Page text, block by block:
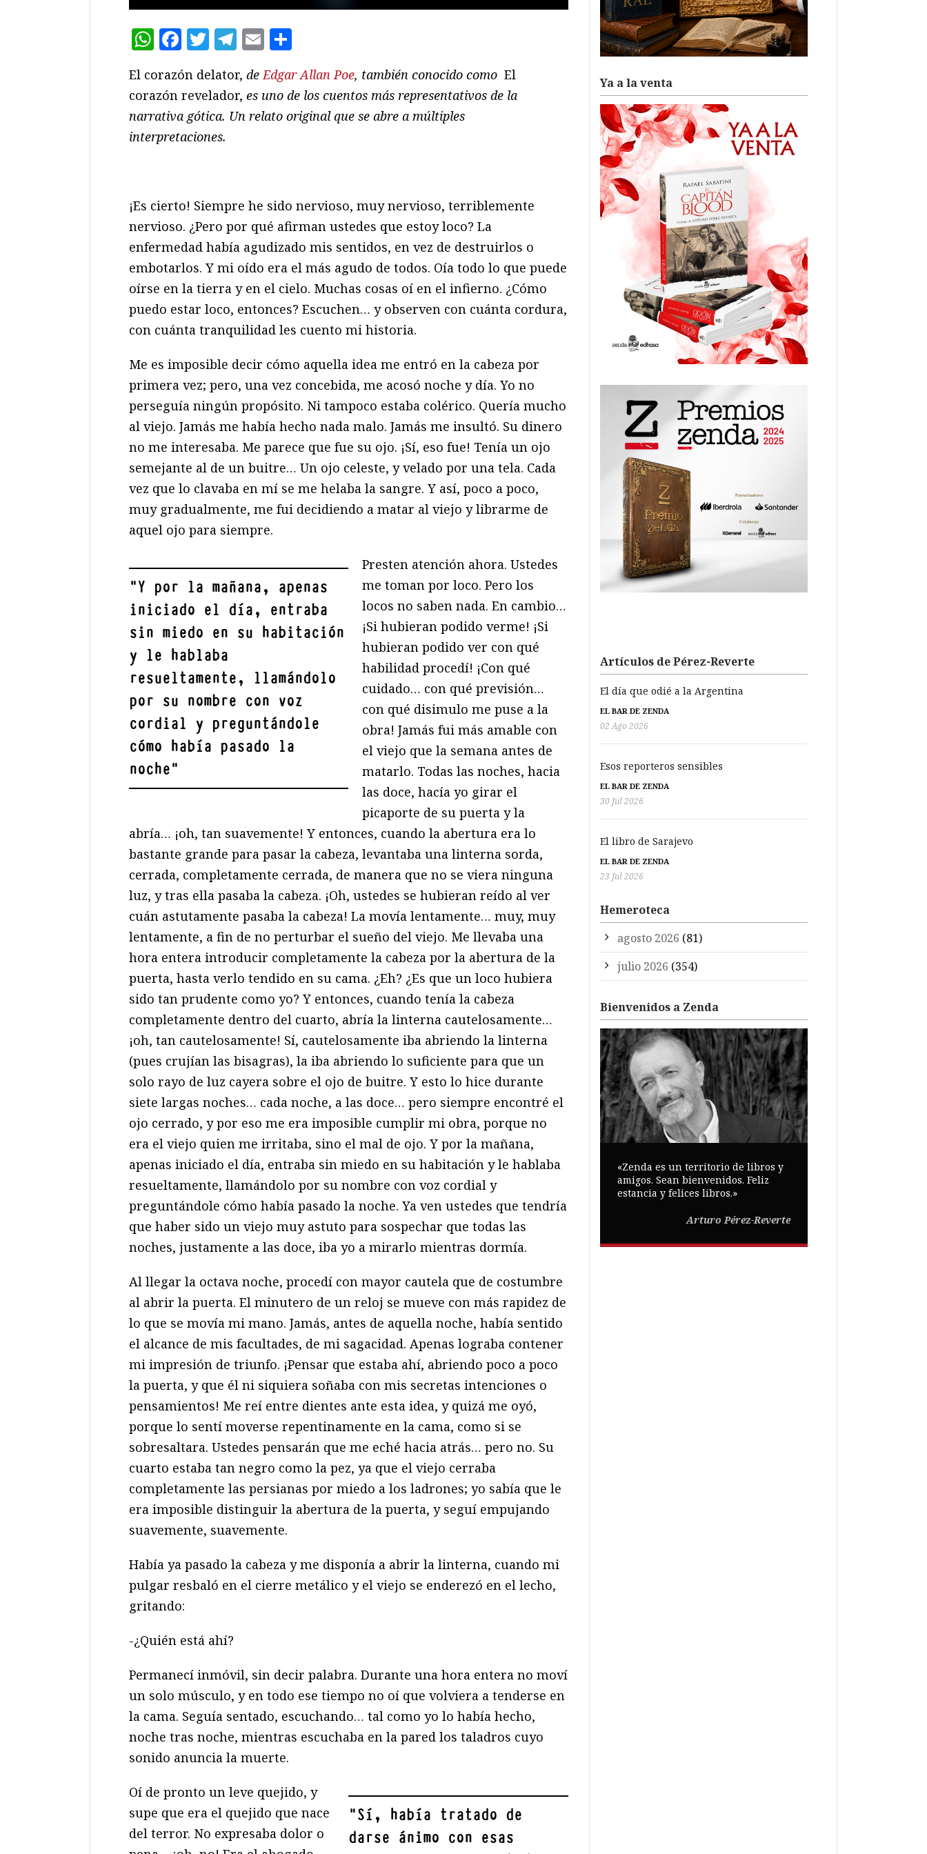
WhatsApp
Facebook
Twitter
Telegram
Email
El corazón delator, de Edgar Allan Poe, también conocido como El
corazón revelador, es uno de los cuentos más representativos de la
narrativa gótica. Un relato original que se abre a múltiples
interpretaciones.
¡Es cierto! Siempre he sido nervioso, muy nervioso, terriblemente
nervioso. ¿Pero por qué afirman ustedes que estoy loco? La
enfermedad había agudizado mis sentidos, en vez de destruirlos o
embotarlos. Y mi oído era el más agudo de todos. Oía todo lo que puede
oírse en la tierra y en el cielo. Muchas cosas oí en el infierno. ¿Cómo
puedo estar loco, entonces? Escuchen… y observen con cuánta cordura,
con cuánta tranquilidad les cuento mi historia.
Me es imposible decir cómo aquella idea me entró en la cabeza por
primera vez; pero, una vez concebida, me acosó noche y día. Yo no
perseguía ningún propósito. Ni tampoco estaba colérico. Quería mucho
al viejo. Jamás me había hecho nada malo. Jamás me insultó. Su dinero
no me interesaba. Me parece que fue su ojo. ¡Sí, eso fue! Tenía un ojo
semejante al de un buitre… Un ojo celeste, y velado por una tela. Cada
vez que lo clavaba en mí se me helaba la sangre. Y así, poco a poco,
muy gradualmente, me fui decidiendo a matar al viejo y librarme de
aquel ojo para siempre.
"Y por la mañana, apenas
iniciado el día, entraba
sin miedo en su habitación
y le hablaba
resueltamente, llamándolo
por su nombre con voz
cordial y preguntándole
cómo había pasado la
noche"
Presten atención ahora. Ustedes
me toman por loco. Pero los
locos no saben nada. En cambio…
¡Si hubieran podido verme! ¡Si
hubieran podido ver con qué
habilidad procedí! ¡Con qué
cuidado… con qué previsión…
con qué disimulo me puse a la
obra! Jamás fui más amable con
el viejo que la semana antes de
matarlo. Todas las noches, hacia
las doce, hacía yo girar el
picaporte de su puerta y la
abría… ¡oh, tan suavemente! Y entonces, cuando la abertura era lo
bastante grande para pasar la cabeza, levantaba una linterna sorda,
cerrada, completamente cerrada, de manera que no se viera ninguna
luz, y tras ella pasaba la cabeza. ¡Oh, ustedes se hubieran reído al ver
cuán astutamente pasaba la cabeza! La movía lentamente… muy, muy
lentamente, a fin de no perturbar el sueño del viejo. Me llevaba una
hora entera introducir completamente la cabeza por la abertura de la
puerta, hasta verlo tendido en su cama. ¿Eh? ¿Es que un loco hubiera
sido tan prudente como yo? Y entonces, cuando tenía la cabeza
completamente dentro del cuarto, abría la linterna cautelosamente…
¡oh, tan cautelosamente! Sí, cautelosamente iba abriendo la linterna
(pues crujían las bisagras), la iba abriendo lo suficiente para que un
solo rayo de luz cayera sobre el ojo de buitre. Y esto lo hice durante
siete largas noches… cada noche, a las doce… pero siempre encontré el
ojo cerrado, y por eso me era imposible cumplir mi obra, porque no
era el viejo quien me irritaba, sino el mal de ojo. Y por la mañana,
apenas iniciado el día, entraba sin miedo en su habitación y le hablaba
resueltamente, llamándolo por su nombre con voz cordial y
preguntándole cómo había pasado la noche. Ya ven ustedes que tendría
que haber sido un viejo muy astuto para sospechar que todas las
noches, justamente a las doce, iba yo a mirarlo mientras dormía.
Al llegar la octava noche, procedí con mayor cautela que de costumbre
al abrir la puerta. El minutero de un reloj se mueve con más rapidez de
lo que se movía mi mano. Jamás, antes de aquella noche, había sentido
el alcance de mis facultades, de mi sagacidad. Apenas lograba contener
mi impresión de triunfo. ¡Pensar que estaba ahí, abriendo poco a poco
la puerta, y que él ni siquiera soñaba con mis secretas intenciones o
pensamientos! Me reí entre dientes ante esta idea, y quizá me oyó,
porque lo sentí moverse repentinamente en la cama, como si se
sobresaltara. Ustedes pensarán que me eché hacia atrás… pero no. Su
cuarto estaba tan negro como la pez, ya que el viejo cerraba
completamente las persianas por miedo a los ladrones; yo sabía que le
era imposible distinguir la abertura de la puerta, y seguí empujando
suavemente, suavemente.
Había ya pasado la cabeza y me disponía a abrir la linterna, cuando mi
pulgar resbaló en el cierre metálico y el viejo se enderezó en el lecho,
gritando:
-¿Quién está ahí?
Permanecí inmóvil, sin decir palabra. Durante una hora entera no moví
un solo músculo, y en todo ese tiempo no oí que volviera a tenderse en
la cama. Seguía sentado, escuchando… tal como yo lo había hecho,
noche tras noche, mientras escuchaba en la pared los taladros cuyo
sonido anuncia la muerte.
"Sí, había tratado de
darse ánimo con esas
Oí de pronto un leve quejido, y
supe que era el quejido que nace
del terror. No expresaba dolor o
Ya a la venta
Artículos de Pérez-Reverte
El día que odié a la Argentina
EL BAR DE ZENDA
02 Ago 2026
Esos reporteros sensibles
EL BAR DE ZENDA
30 Jul 2026
El libro de Sarajevo
EL BAR DE ZENDA
23 Jul 2026
Hemeroteca
agosto 2026 (81)
julio 2026 (354)
Bienvenidos a Zenda
«Zenda es un territorio de libros y
amigos. Sean bienvenidos. Feliz
estancia y felices libros.»
Arturo Pérez-Reverte